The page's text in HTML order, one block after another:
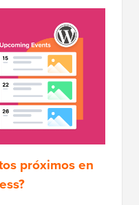
próximos en